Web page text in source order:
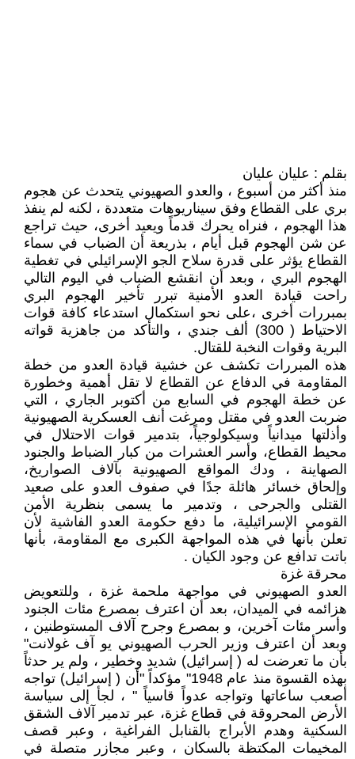
بقلم : عليان عليان
منذ أكثر من أسبوع ، والعدو الصهيوني يتحدث عن هجوم
بري على القطاع وفق سيناريوهات متعددة ، لكنه لم ينفذ
هذا الهجوم ، فنراه يحرك قدماً ويعيد أخرى، حيث تراجع
عن شن الهجوم قبل أيام ، بذريعة أن الضباب في سماء
القطاع يؤثر على قدرة سلاح الجو الإسرائيلي في تغطية
الهجوم البري ، وبعد أن انقشع الضباب في اليوم التالي
راحت قيادة العدو الأمنية تبرر تأخير الهجوم البري
بمبررات أخرى ،على نحو استكمال استدعاء كافة قوات
الاحتياط ( 300) ألف جندي ، والتأكد من جاهزية قواته
البرية وقوات النخبة للقتال.
هذه المبررات تكشف عن خشية قيادة العدو من خطة
المقاومة في الدفاع عن القطاع لا تقل أهمية وخطورة
عن خطة الهجوم في السابع من أكتوبر الجاري ، التي
ضربت العدو في مقتل ومرغت أنف العسكرية الصهيونية
وأذلتها ميدانياً وسيكولوجياً، بتدمير قوات الاحتلال في
محيط القطاع، وأسر العشرات من كبار الضباط والجنود
الصهاينة ، ودك المواقع الصهيونية بآلاف الصواريخ،
وإلحاق خسائر هائلة جدًا في صفوف العدو على صعيد
القتلى والجرحى ، وتدمير ما يسمى بنظرية الأمن
القومي الإسرائيلية، ما دفع حكومة العدو الفاشية لأن
تعلن بأنها في هذه المواجهة الكبرى مع المقاومة، بأنها
باتت تدافع عن وجود الكيان .
محرقة غزة
العدو الصهيوني في مواجهة ملحمة غزة ، وللتعويض
هزائمه في الميدان، بعد أن اعترف بمصرع مئات الجنود
وأسر مئات آخرين، و بمصرع وجرح آلاف المستوطنين ،
وبعد أن اعترف وزير الحرب الصهيوني يو آف غولانت"
بأن ما تعرضت له ( إسرائيل) شديد وخطير ، ولم ير حدثاً
بهذه القسوة منذ عام 1948" مؤكداً "أن ( إسرائيل) تواجه
أصعب ساعاتها وتواجه عدواً قاسياً " ، لجأ إلى سياسة
الأرض المحروقة في قطاع غزة، عبر تدمير آلاف الشقق
السكنية وهدم الأبراج بالقنابل الفراغية ، وعبر قصف
المخيمات المكتظة بالسكان ، وعبر مجازر متصلة في